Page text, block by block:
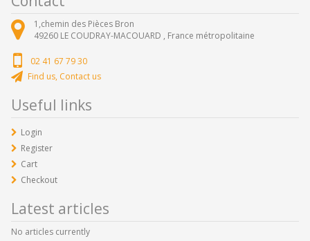
1,chemin des Pièces Bron
49260 LE COUDRAY-MACOUARD , France métropolitaine
02 41 67 79 30
Find us, Contact us
Useful links
Login
Register
Cart
Checkout
Latest articles
No articles currently